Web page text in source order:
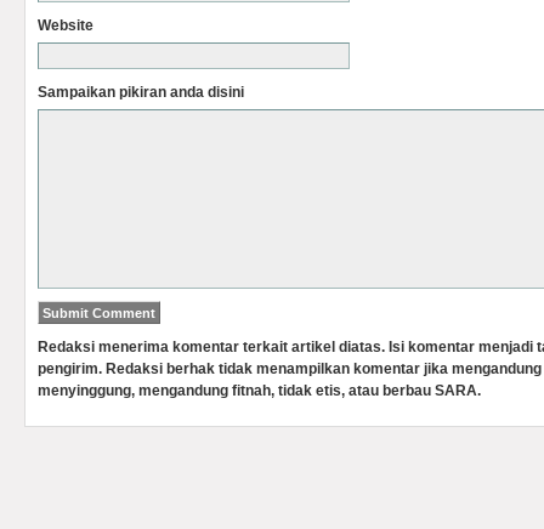
Website
Sampaikan pikiran anda disini
Redaksi menerima komentar terkait artikel diatas. Isi komentar menjadi
pengirim. Redaksi berhak tidak menampilkan komentar jika
menyinggung, mengandung fitnah, tidak etis, atau berbau SARA.